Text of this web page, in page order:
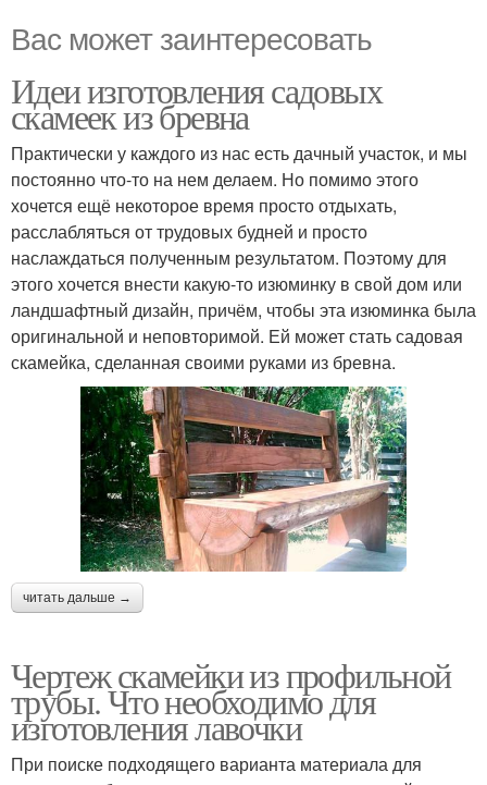
Вас может заинтересовать
Идеи изготовления садовых
скамеек из бревна
Практически у каждого из нас есть дачный участок, и мы
постоянно что-то на нем делаем. Но помимо этого
хочется ещё некоторое время просто отдыхать,
расслабляться от трудовых будней и просто
наслаждаться полученным результатом. Поэтому для
этого хочется внести какую-то изюминку в свой дом или
ландшафтный дизайн, причём, чтобы эта изюминка была
оригинальной и неповторимой. Ей может стать садовая
скамейка, сделанная своими руками из бревна.
читать дальше →
Чертеж скамейки из профильной
трубы. Что необходимо для
изготовления лавочки
При поиске подходящего варианта материала для